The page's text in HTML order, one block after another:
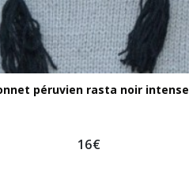
péruvien rasta noir intense
16€